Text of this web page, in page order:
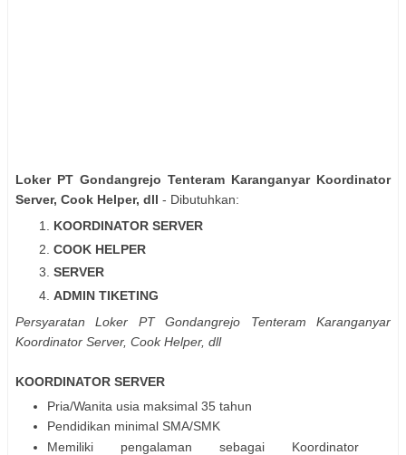
Loker PT Gondangrejo Tenteram Karanganyar Koordinator
Server, Cook Helper, dll - Dibutuhkan:
KOORDINATOR SERVER
COOK HELPER
SERVER
ADMIN TIKETING
Persyaratan Loker PT Gondangrejo Tenteram Karanganyar
Koordinator Server, Cook Helper, dll
KOORDINATOR SERVER
Pria/Wanita usia maksimal 35 tahun
Pendidikan minimal SMA/SMK
Memiliki pengalaman sebagai Koordinator